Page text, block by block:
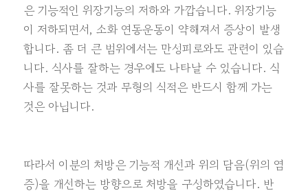
은 기능적인 위장기능의 저하와 가깝습니다. 위장기능
이 저하되면서, 소화 연동운동이 약해져서 증상이 발생
합니다. 좀 더 큰 범위에서는 만성피로와도 관련이 있습
니다. 식사를 잘하는 경우에도 나타날 수 있습니다. 식
사를 잘못하는 것과 무형의 식적은 반드시 함께 가는
것은 아닙니다.
따라서 이분의 처방은 기능적 개선과 위의 담음(위의 염
증)을 개선하는 방향으로 처방을 구성하였습니다. 반